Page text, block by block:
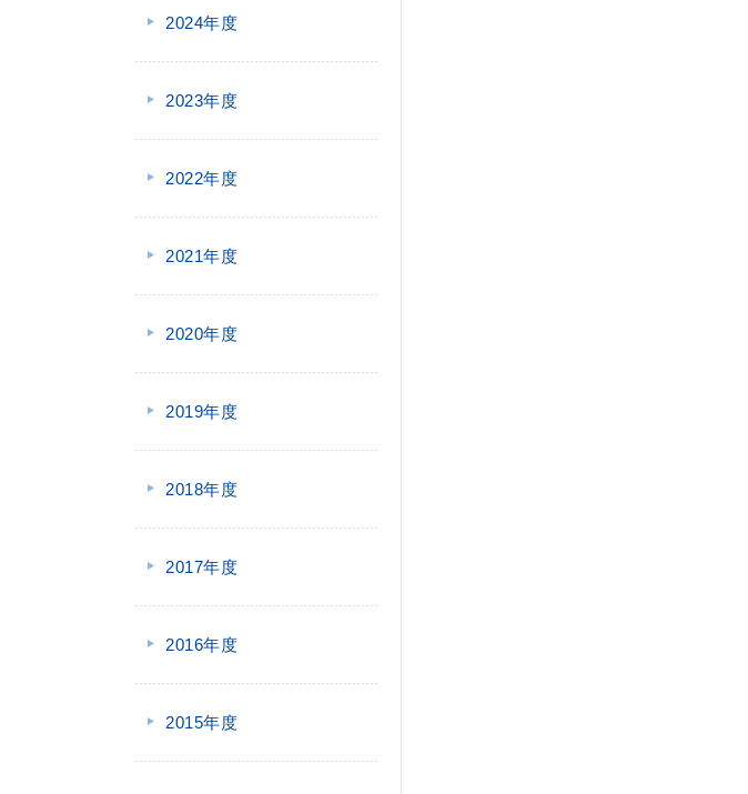
2024年度
2023年度
2022年度
2021年度
2020年度
2019年度
2018年度
2017年度
2016年度
2015年度